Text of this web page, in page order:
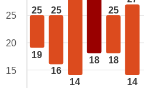
25
19
25
16
14
18
25
18
14
25
20
15